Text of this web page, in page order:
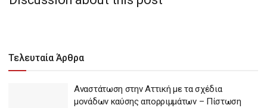
Τελευταία Άρθρα
Αναστάτωση στην Αττική με τα σχέδια
μονάδων καύσης απορριμμάτων – Πίστωση